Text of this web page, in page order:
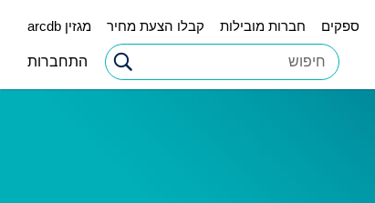
ספקים חברות מובילות קבלו הצעת מחיר מגזין arcdb
התחברות